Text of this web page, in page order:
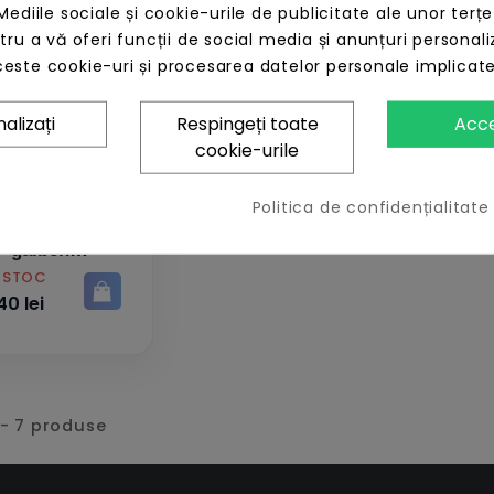
galben
lei
Filament aoseed de
1.75mm pentru x-
maker bobina 1kg
PRET
LIPSĂ STOC
400,40 lei
PRET
7 produse
sociale și cookie-urile de publicitate ale unor
a vă oferi funcții de social media și anunțuri
cookie-uri și procesarea datelor personale
Respingeți toate
cookie-urile
Politica de confidențialitate